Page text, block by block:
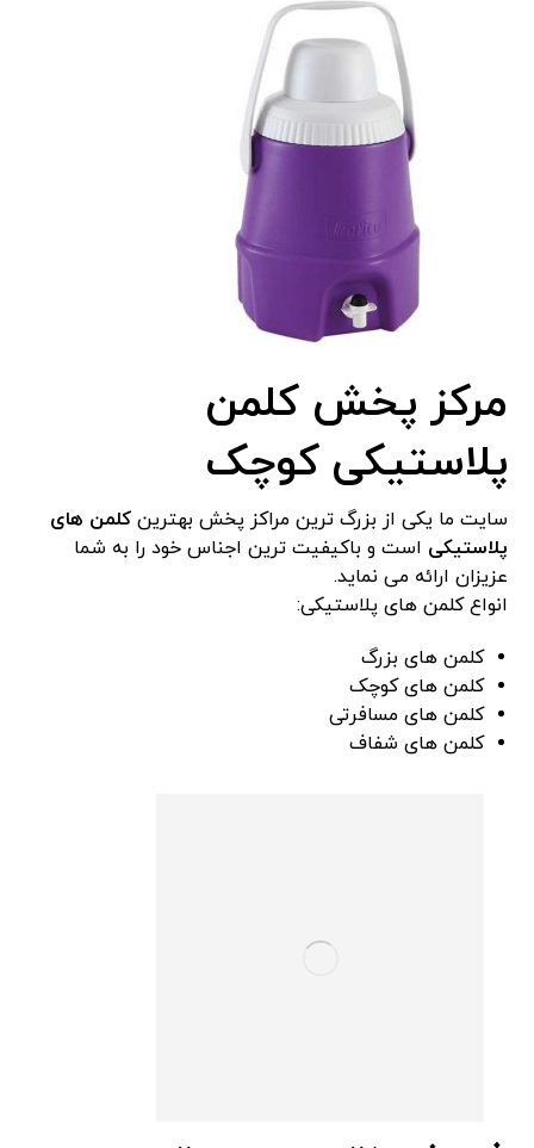
مرکز پخش کلمن
پلاستیکی کوچک
سایت ما یکی از بزرگ ترین مراکز پخش بهترینکلمن های
پلاستیکی است و باکیفیت ترین اجناس خود را به شما
عزیزان ارائه می نماید.
انواع کلمن های پلاستیکی:
کلمن های بزرگ
کلمن های کوچک
کلمن های مسافرتی
کلمن های شفاف